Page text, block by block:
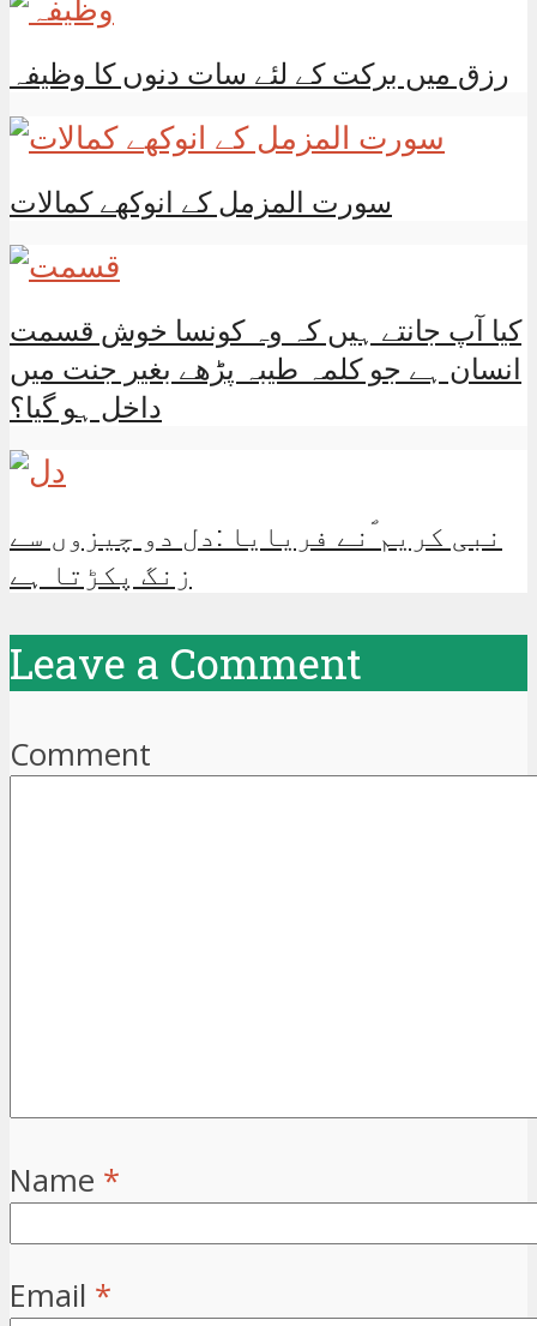
رزق میں برکت کے لئے سات دنوں کا وظیفہ
سورت المزمل کے انوکھے کمالات
کیا آپ جانتے ہیں کہ وہ کونسا خوش قسمت
انسان ہے جو کلمہ طیبہ پڑھے بغیر جنت میں
داخل ہو گیا؟
نبی کریم ؐنے فریایا :دل دو چیزوں سے
زنگ پکڑتا ہے
Leave a Comment
Comment
Name *
Email *